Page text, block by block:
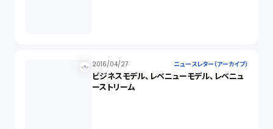
2016/04/27 ニュースレター（アーカイブ）
ビジネスモデル、レベニューモデル、レベニュ
ーストリーム